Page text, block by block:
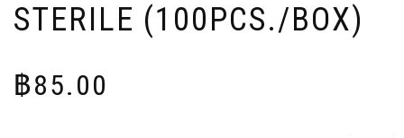
STERILE (100PCS./BOX)
฿85.00